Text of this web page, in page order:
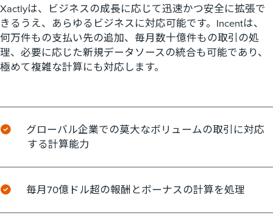
Xactlyは、ビジネスの成長に応じて迅速かつ安全に拡張で
きるうえ、あらゆるビジネスに対応可能です。Incentは、
何万件もの支払い先の追加、毎月数十億件もの取引の処
理、必要に応じた新規データソースの統合も可能であり、
極めて複雑な計算にも対応します。
グローバル企業での莫大なボリュームの取引に対応
する計算能力
毎月70億ドル超の報酬とボーナスの計算を処理